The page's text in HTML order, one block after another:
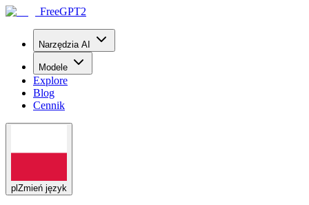
FreeGPT2
Narzędzia AI
Modele
Explore
Blog
Cennik
pl Zmień język